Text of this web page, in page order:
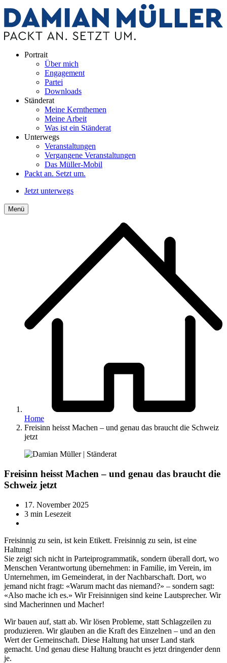
Portrait
Über mich
Engagement
Partei
Downloads
Ständerat
Meine Kernthemen
Meine Arbeit
Was ist ein Ständerat
Unterwegs
Veranstaltungen
Vergangene Veranstaltungen
Das Müller-Mobil
Packt an. Setzt um.
Jetzt unterwegs
Menü
Home
Freisinn heisst Machen – und genau das braucht die Schweiz
jetzt
Freisinn heisst Machen – und genau das braucht die
Schweiz jetzt
17. November 2025
3 min Lesezeit
Freisinnig zu sein, ist kein Etikett. Freisinnig zu sein, ist eine
Haltung!
Sie zeigt sich nicht in Parteiprogrammatik, sondern überall dort, wo
Menschen Verantwortung übernehmen: in Familie, im Verein, im
Unternehmen, im Gemeinderat, in der Nachbarschaft. Dort, wo
jemand nicht fragt: «Warum macht das niemand?» – sondern sagt:
«Also mache ich es.» Wir Freisinnigen sind keine Lautsprecher. Wir
sind Macherinnen und Macher!
Wir bauen auf, statt ab. Wir lösen Probleme, statt Schlagzeilen zu
produzieren. Wir glauben an die Kraft des Einzelnen – und an den
Wert der Gemeinschaft. Diese Haltung hat unser Land stark
gemacht. Und genau diese Haltung braucht es jetzt dringender denn
je.